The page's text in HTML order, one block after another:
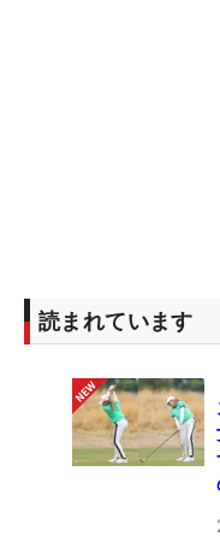
ランド」でツアー初
手にした大きなト
意味があるわ」。
たなメジャー優勝
た日になった。
読まれています